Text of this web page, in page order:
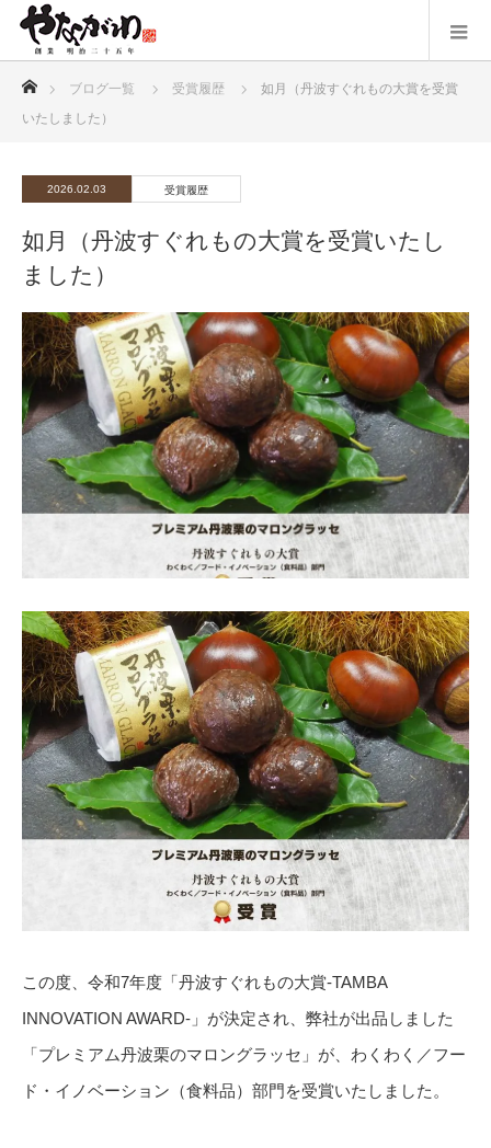
ブログ一覧 受賞履歴
如月（丹波すぐれもの大賞を受賞
いたしました）
2026.02.03 受賞履歴
如月（丹波すぐれもの大賞を受賞いたし
ました）
この度、令和7年度「丹波すぐれもの大賞-TAMBA
INNOVATION AWARD-」が決定され、弊社が出品しました
「プレミアム丹波栗のマロングラッセ」が、わくわく／フー
ド・イノベーション（食料品）部門を受賞いたしました。